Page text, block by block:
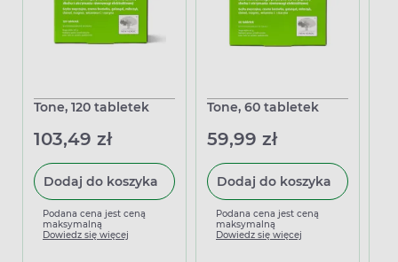
Tone, 120 tabletek
103,49 zł
Dodaj do koszyka
Podana cena jest ceną
maksymalną
Dowiedz się więcej
Tone, 60 tabletek
59,99 zł
Dodaj do koszyka
Podana cena jest ceną
maksymalną
Dowiedz się więcej